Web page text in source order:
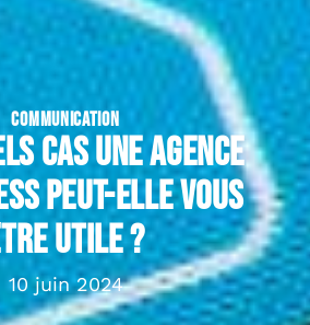
COMMUNICATION
cas une agence
peut-elle vous
utile ?
10 juin 2024